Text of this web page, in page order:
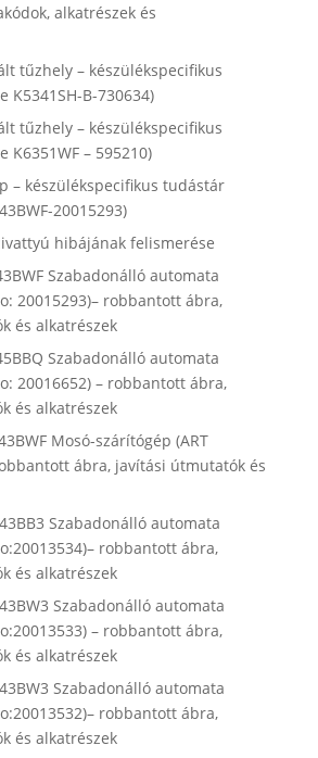
alkatrészek és
tűzhely – készülékspecifikus
K5341SH-B-730634)
tűzhely – készülékspecifikus
K6351WF – 595210)
– készülékspecifikus tudástár
20015293)
hibájának felismerése
Szabadonálló automata
20015293)– robbantott ábra,
és alkatrészek
Szabadonálló automata
20016652) – robbantott ábra,
és alkatrészek
Mosó-szárítógép (ART
ábra, javítási útmutatók és
Szabadonálló automata
robbantott ábra,
és alkatrészek
Szabadonálló automata
– robbantott ábra,
és alkatrészek
Szabadonálló automata
robbantott ábra,
és alkatrészek